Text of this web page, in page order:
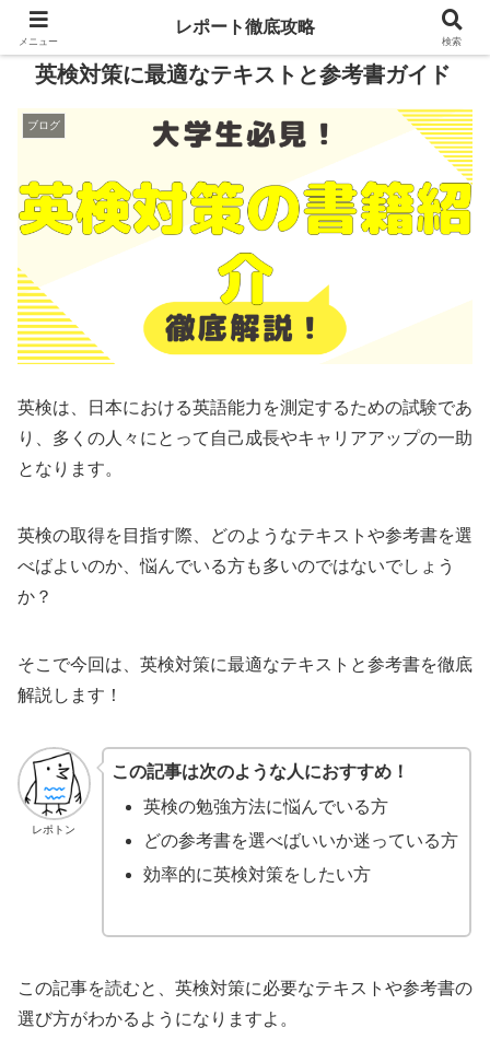
英検対策に最適なテキストと参考書ガイド
ブログ
英検は、日本における英語能力を測定するための試験であ
り、多くの人々にとって自己成長やキャリアアップの一助
となります。
英検の取得を目指す際、どのようなテキストや参考書を選
べばよいのか、悩んでいる方も多いのではないでしょう
か？
そこで今回は、英検対策に最適なテキストと参考書を徹底
解説します！
レポトン
この記事は次のような人におすすめ！
英検の勉強方法に悩んでいる方
どの参考書を選べばいいか迷っている方
効率的に英検対策をしたい方
この記事を読むと、英検対策に必要なテキストや参考書の
選び方がわかるようになりますよ。
メニュー
レポート徹底攻略
検索